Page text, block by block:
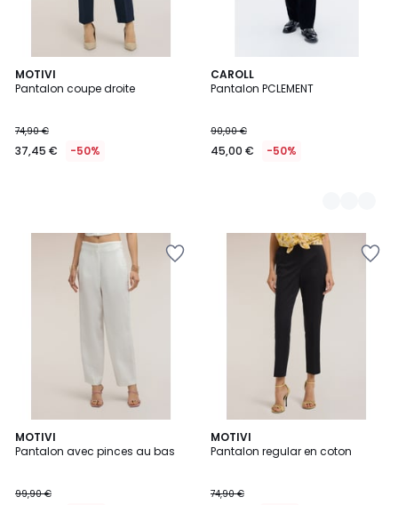
MOTIVI
Pantalon coupe droite
74,90 €
37,45 € -50%
CAROLL
Pantalon PCLEMENT
90,00 €
45,00 € -50%
2
Couleurs
MOTIVI
Pantalon avec pinces au bas
99,90 €
2
Couleurs
MOTIVI
Pantalon regular en coton
74,90 €